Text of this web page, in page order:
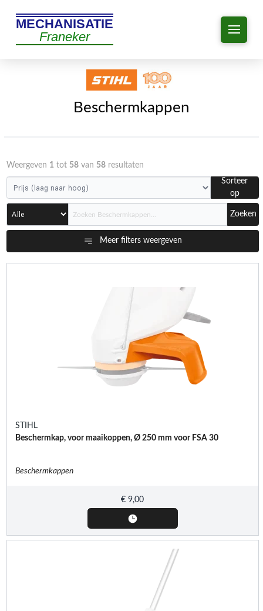
MECHANISATIE
Franeker
Beschermkappen
Weergeven 1tot 58van 58resultaten
Sorteer
op
Zoeken
Meer filters weergeven
STIHL
Beschermkap, voor maaikoppen, Ø 250 mm voor FSA 30
Beschermkappen
€ 9,00